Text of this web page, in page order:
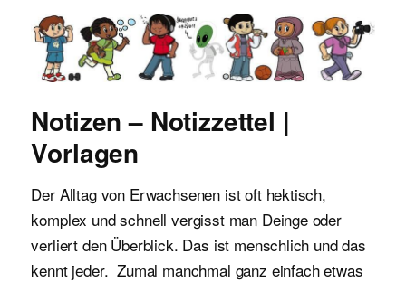
Malvorlagen für Kinder
Notizen – Notizzettel |
Vorlagen
Der Alltag von Erwachsenen ist oft hektisch,
komplex und schnell vergisst man Deinge oder
verliert den Überblick. Das ist menschlich und das
kennt jeder. Zumal manchmal ganz einfach etwas